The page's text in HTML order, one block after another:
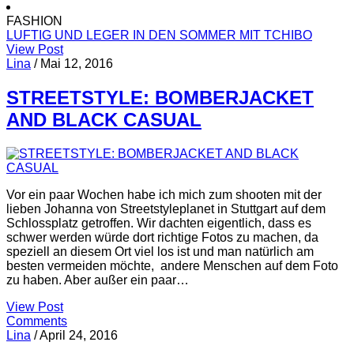
FASHION
LUFTIG UND LEGER IN DEN SOMMER MIT TCHIBO
View Post
Lina / Mai 12, 2016
STREETSTYLE: BOMBERJACKET
AND BLACK CASUAL
Vor ein paar Wochen habe ich mich zum shooten mit der
lieben Johanna von Streetstyleplanet in Stuttgart auf dem
Schlossplatz getroffen. Wir dachten eigentlich, dass es
schwer werden würde dort richtige Fotos zu machen, da
speziell an diesem Ort viel los ist und man natürlich am
besten vermeiden möchte, andere Menschen auf dem Foto
zu haben. Aber außer ein paar…
View Post
Comments
Lina /April 24, 2016